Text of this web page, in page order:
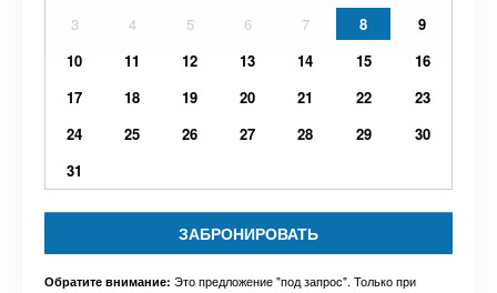
3
4 5 6 7 8
9
10
11 12 13 14 15
16
17
18 19 20 21 22
23
24
25 26 27 28 29
30
31
ЗАБРОНИРОВАТЬ
Обратите внимание: Это предложение "под запрос". Только при